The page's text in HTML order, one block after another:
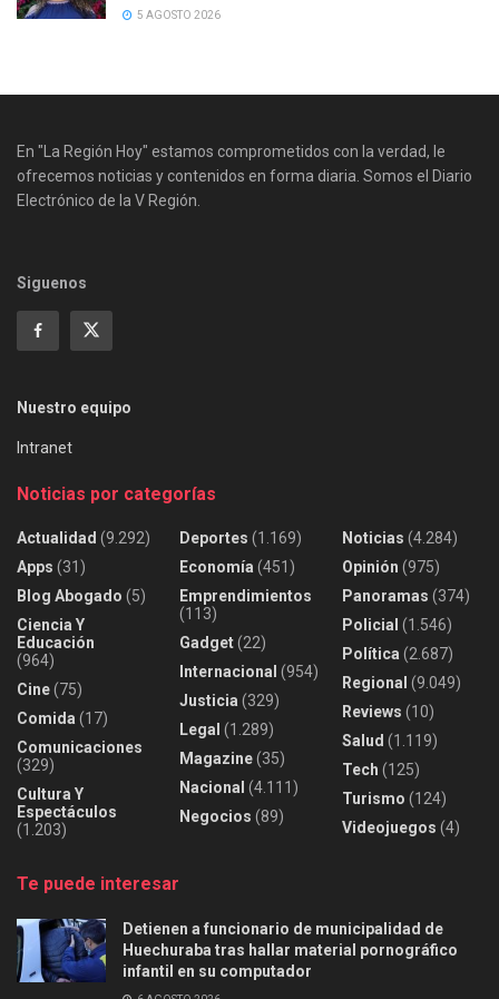
5 AGOSTO 2026
En "La Región Hoy" estamos comprometidos con la verdad, le
ofrecemos noticias y contenidos en forma diaria. Somos el Diario
Electrónico de la V Región.
Siguenos
Nuestro equipo
Intranet
Noticias por categorías
Actualidad (9.292)
Apps (31)
Blog Abogado (5)
Ciencia Y
Educación
(964)
Cine(75)
Comida (17)
Comunicaciones
(329)
Cultura Y
Espectáculos
(1.203)
Deportes (1.169)
Economía (451)
Emprendimientos
(113)
Gadget(22)
Internacional (954)
Justicia (329)
Legal (1.289)
Magazine(35)
Nacional (4.111)
Negocios (89)
Noticias (4.284)
Opinión (975)
Panoramas (374)
Policial (1.546)
Política (2.687)
Regional (9.049)
Reviews (10)
Salud (1.119)
Tech (125)
Turismo (124)
Videojuegos (4)
Te puede interesar
Detienen a funcionario de municipalidad de
Huechuraba tras hallar material pornográfico
infantil en su computador